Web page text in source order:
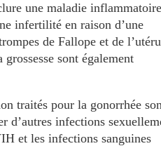
une maladie inflammatoire
infertilité en raison d’une
de Fallope et de
sont également
traités pour la gonorrhée
d’autres infections
et les infections sanguines